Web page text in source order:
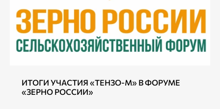
ИТОГИ УЧАСТИЯ «ТЕНЗО-М» В ФОРУМЕ
«ЗЕРНО РОССИИ»